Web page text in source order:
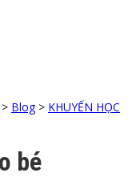
> Blog> KHUYẾN HỌC
bé